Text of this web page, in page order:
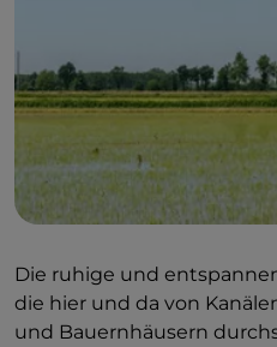
Die ruhige und
die hier und da von
und Bauernhäusern